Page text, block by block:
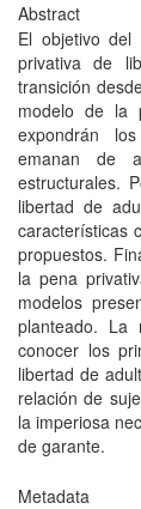
Abstract
El objetivo
privativa de
transición
modelo de la
expondrán
emanan de
estructurales.
libertad de
características
propuestos.
la pena
modelos
planteado. La
conocer los
libertad de
relación de
la imperiosa
de garante.
Metadata